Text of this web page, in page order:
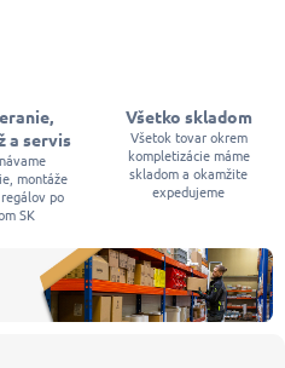
a servis
montáže
po
SK
Všetko skladom
Všetok tovar okrem
kompletizácie máme
skladom a okamžite
expedujeme